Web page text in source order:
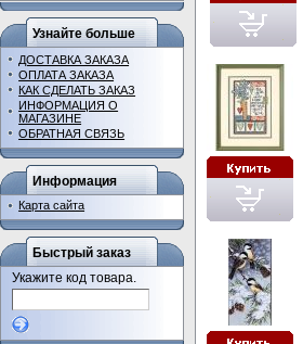
Узнайте больше
ДОСТАВКА ЗАКАЗА
ОПЛАТА ЗАКАЗА
КАК СДЕЛАТЬ ЗАКАЗ
ИНФОРМАЦИЯ О
МАГАЗИНЕ
ОБРАТНАЯ СВЯЗЬ
Информация
Карта сайта
Быстрый заказ
Укажите код товара.